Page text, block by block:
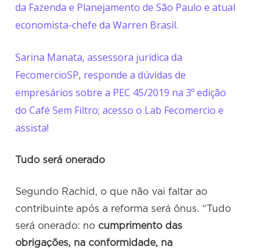
da Fazenda e Planejamento de São Paulo e atual
economista-chefe da Warren Brasil.
Sarina Manata, assessora jurídica da
FecomercioSP, responde a dúvidas de
empresários sobre a PEC 45/2019 na 3º edição
do Café Sem Filtro; acesso o Lab Fecomercio e
assista!
Tudo será onerado
Segundo Rachid, o que não vai faltar ao
contribuinte após a reforma será ônus. “Tudo
será onerado: no cumprimento das
obrigações, na conformidade, na